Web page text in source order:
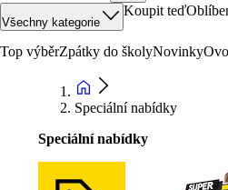
Všechny kategorie
Koupit teď
Top výběrZpátky do školyNovinky
Speciální nabídky
Speciální nabídky